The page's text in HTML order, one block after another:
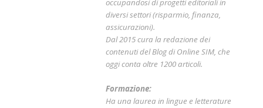
diversi settori (risparmio, finanza,
assicurazioni).
Dal 2015 cura la redazione dei
contenuti del Blog di Online SIM, che
oggi conta oltre 1200 articoli.
Formazione:
Ha una laurea in lingue e letterature